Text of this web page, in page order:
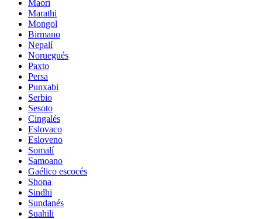
Maorí
Marathi
Mongol
Birmano
Nepalí
Noruegués
Paxto
Persa
Punxabi
Serbio
Sesoto
Cingalés
Eslovaco
Esloveno
Somalí
Samoano
Gaélico escocés
Shona
Sindhi
Sundanés
Suahili